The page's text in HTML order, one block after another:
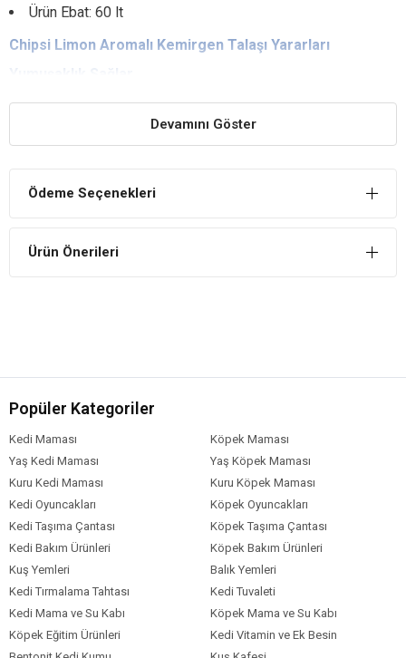
Ürün Ebat: 60 lt
Chipsi Limon Aromalı Kemirgen Talaşı Yararları
Yumuşak yapısı sayesinde yürüme, yatma gibi eylemlerde petinize
Hoş Kokuludur
olanak sağlar.
Devamını Göster
Ödeme Seçenekleri
Ürün Önerileri
Popüler Kategoriler
Kedi Maması
Köpek Maması
Yaş Kedi Maması
Yaş Köpek Maması
Kuru Kedi Maması
Kuru Köpek Maması
Kedi Oyuncakları
Köpek Oyuncakları
Kedi Taşıma Çantası
Köpek Taşıma Çantası
Kedi Bakım Ürünleri
Köpek Bakım Ürünleri
Kuş Yemleri
Balık Yemleri
Kedi Tırmalama Tahtası
Kedi Tuvaleti
Kedi Mama ve Su Kabı
Köpek Mama ve Su Kabı
Köpek Eğitim Ürünleri
Kedi Vitamin ve Ek Besin